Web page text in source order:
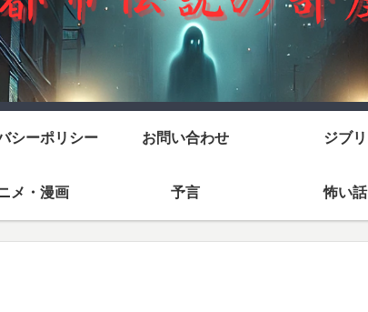
シーポリシー お問い合わせ ジブリ
メ・漫画 予言 怖い話